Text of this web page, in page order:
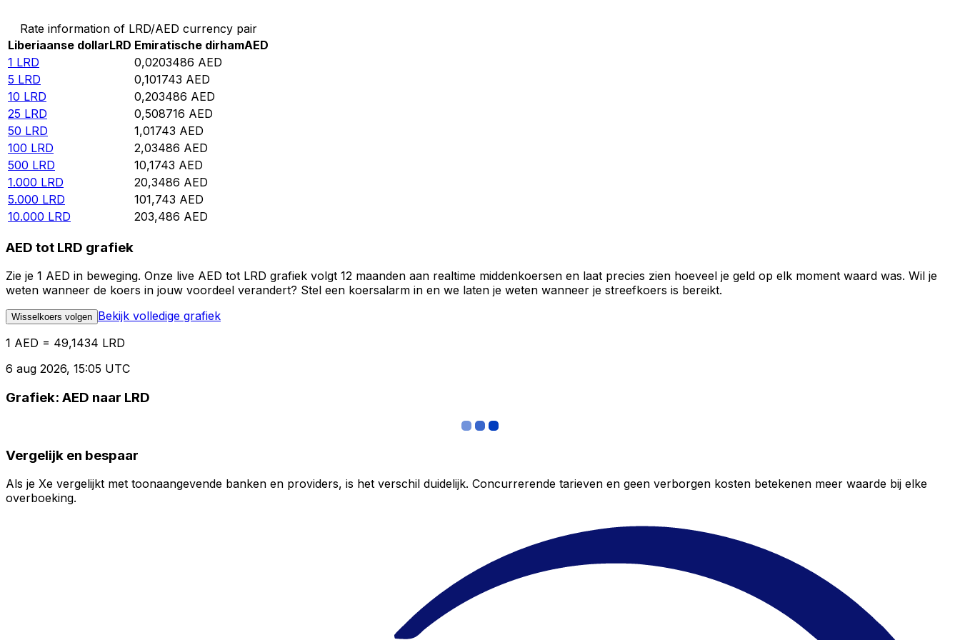
Rate information of LRD/AED currency pair
Liberiaanse dollarLRD Emiratische dirhamAED
1 LRD 0,0203486 AED
5 LRD 0,101743 AED
10 LRD 0,203486 AED
25 LRD 0,508716 AED
50 LRD 1,01743 AED
100 LRD 2,03486 AED
500 LRD 10,1743 AED
1.000 LRD 20,3486 AED
5.000 LRD 101,743 AED
10.000 LRD 203,486 AED
AED tot LRD grafiek
Zie je 1 AED in beweging. Onze live AED tot LRD grafiek volgt 12 maanden aan realtime middenkoersen en laat precies zien hoeveel je geld op elk moment waard was. Wil je
weten wanneer de koers in jouw voordeel verandert? Stel een koersalarm in en we laten je weten wanneer je streefkoers is bereikt.
Wisselkoers volgen Bekijk volledige grafiek
1 AED = 49,1434 LRD
6 aug 2026, 15:05 UTC
Grafiek: AED naar LRD
Vergelijk en bespaar
Als je Xe vergelijkt met toonaangevende banken en providers, is het verschil duidelijk. Concurrerende tarieven en geen verborgen kosten betekenen meer waarde bij elke
overboeking.